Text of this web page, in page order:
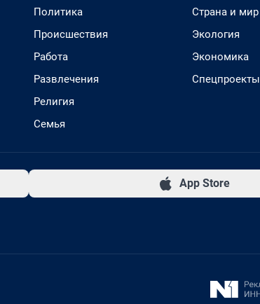
Политика
Происшествия
Работа
Развлечения
Религия
Семья
Страна и мир
Экология
Экономика
Спецпроекты
App Store